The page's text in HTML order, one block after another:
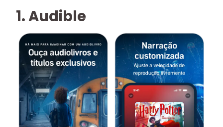
1. Audible